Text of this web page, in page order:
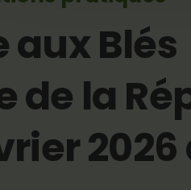
aux Blés
de la
2026